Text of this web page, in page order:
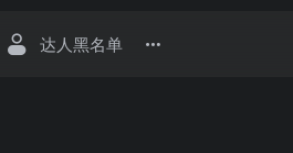
达人黑名单